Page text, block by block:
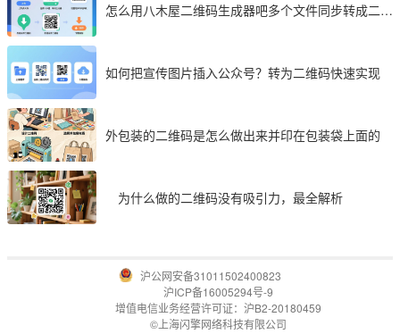
怎么用八木屋二维码生成器吧多个文件同步转成二维
如何把宣传图片插入公众号？转为二维码快速实现
外包装的二维码是怎么做出来并印在包装袋上面的
为什么做的二维码没有吸引力，最全解析
沪公网安备31011502400823
沪ICP备16005294号-9
增值电信业务经营许可证：沪B2-20180459
©上海闪擎网络科技有限公司